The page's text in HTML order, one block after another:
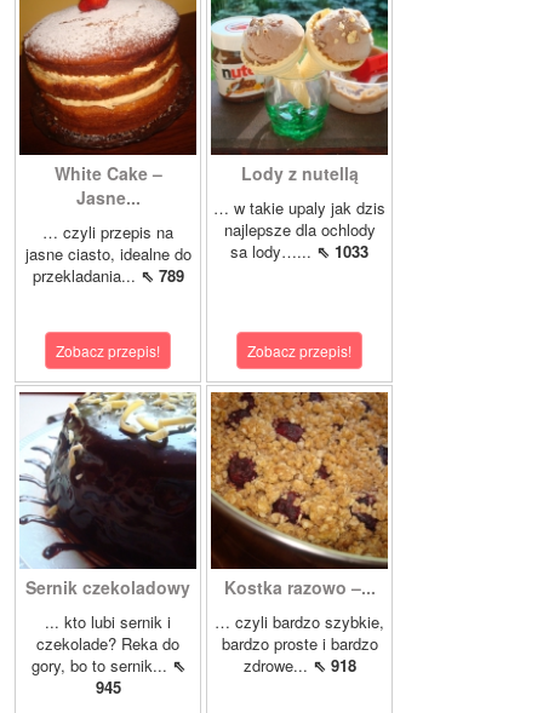
White Cake –
Jasne...
… czyli przepis na
jasne ciasto, idealne do
przekladania... ⇖ 789
Zobacz przepis!
Lody z nutellą
… w takie upaly jak dzis
najlepsze dla ochlody
sa lody…... ⇖ 1033
Zobacz przepis!
Sernik czekoladowy
... kto lubi sernik i
czekolade? Reka do
gory, bo to sernik... ⇖
945
Kostka razowo –...
… czyli bardzo szybkie,
bardzo proste i bardzo
zdrowe... ⇖ 918